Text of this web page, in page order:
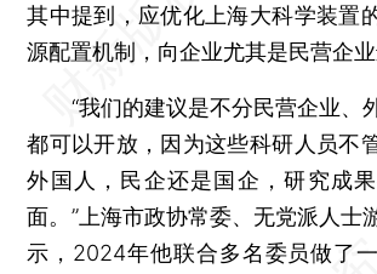
其中提到，应优化上海大科学装置
源配置机制，向企业尤其是民营企业
“我们的建议是不分民营企业、
都可以开放，因为这些科研人员不
外国人，民企还是国企，研究成
面。”上海市政协常委、无党派人士
示，2024年他联合多名委员做了